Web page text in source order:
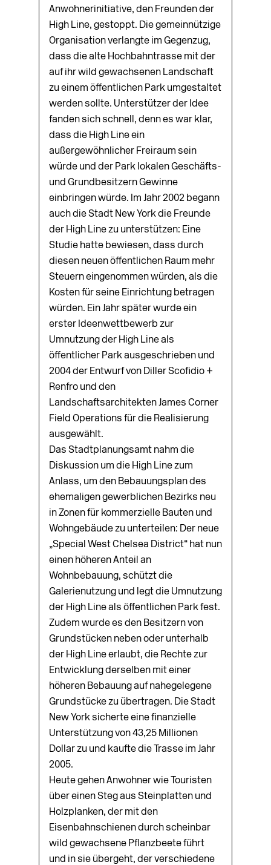
Anwohnerinitiative, den Freunden der
High Line, gestoppt. Die gemeinnützige
Organisation verlangte im Gegenzug,
dass die alte Hochbahntrasse mit der
auf ihr wild gewachsenen Landschaft
zu einem öffentlichen Park umgestaltet
werden sollte. Unterstützer der Idee
fanden sich schnell, denn es war klar,
dass die High Line ein
außergewöhnlicher Freiraum sein
würde und der Park lokalen Geschäfts-
und Grundbesitzern Gewinne
einbringen würde. Im Jahr 2002 begann
auch die Stadt New York die Freunde
der High Line zu unterstützen: Eine
Studie hatte bewiesen, dass durch
diesen neuen öffentlichen Raum mehr
Steuern eingenommen würden, als die
Kosten für seine Einrichtung betragen
würden. Ein Jahr später wurde ein
erster Ideenwettbewerb zur
Umnutzung der High Line als
öffentlicher Park ausgeschrieben und
2004 der Entwurf von Diller Scofidio +
Renfro und den
Landschaftsarchitekten James Corner
Field Operations für die Realisierung
ausgewählt.
Das Stadtplanungsamt nahm die
Diskussion um die High Line zum
Anlass, um den Bebauungsplan des
ehemaligen gewerblichen Bezirks neu
in Zonen für kommerzielle Bauten und
Wohngebäude zu unterteilen: Der neue
„Special West Chelsea District“ hat nun
einen höheren Anteil an
Wohnbebauung, schützt die
Galerienutzung und legt die Umnutzung
der High Line als öffentlichen Park fest.
Zudem wurde es den Besitzern von
Grundstücken neben oder unterhalb
der High Line erlaubt, die Rechte zur
Entwicklung derselben mit einer
höheren Bebauung auf nahegelegene
Grundstücke zu übertragen. Die Stadt
New York sicherte eine finanzielle
Unterstützung von 43,25 Millionen
Dollar zu und kaufte die Trasse im Jahr
2005.
Heute gehen Anwohner wie Touristen
über einen Steg aus Steinplatten und
Holzplanken, der mit den
Eisenbahnschienen durch scheinbar
wild gewachsene Pflanzbeete führt
und in sie übergeht, der verschiedene